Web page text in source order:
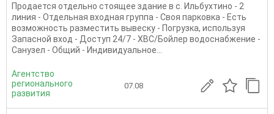
Продается отдельно стоящее здание в с. Ильбухтино - 2
линия - Отдельная входная группа - Своя парковка - Есть
возможность разместить вывеску - Погрузка, используя
Запасной вход - Доступ 24/7 - ХВС/Бойлер водоснабжение -
Санузел - Общий - Индивидуальное...
Агентство
регионального
развития
07.08